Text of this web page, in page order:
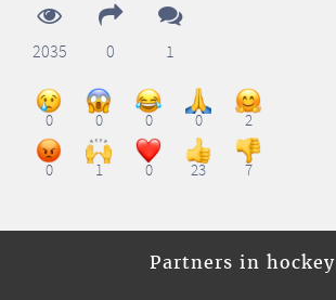
2035 0 1
0 0 0 0 2
0 1 0 23 7
Partners in hockey